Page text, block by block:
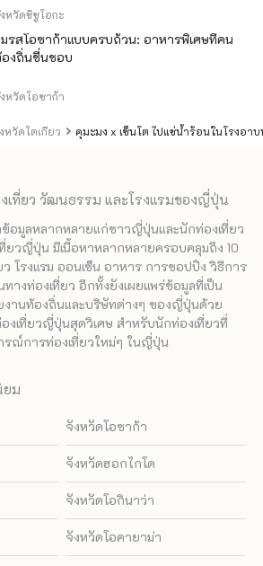
หวัดโตเกียว คุมะมง x เซ็นโต ไปแช่น้ำร้อนในโรงอา
หวัดชิซูโอกะ
รสโอซาก้าแบบครบถ้วน: อาหารพิเศษที่คน
งถิ่นชื่นชอบ
หวัดโอซาก้า
เที่ยว วัฒนธรรม และโรงแรมของญี่ปุ่น
ข้อมูลหลากหลายแก่ชาวญี่ปุ่นและนักท่องเที่ยว
ยวญี่ปุ่น มีเนื้อหาหลากหลายครอบคลุมถึง 10
โรงแรม ออนเซ็น อาหาร การชอปปิง วิธีการ
ทางท่องเที่ยว อีกทั้งยังเผยแพร่ข้อมูลที่เป็น
านท้องถิ่นและบริษัทต่างๆ ของญี่ปุ่นด้วย
งเที่ยวญี่ปุ่นสุดวิเศษ สำหรับนักท่องเที่ยวที่
ณ์การท่องเที่ยวใหม่ๆ ในญี่ปุ่น
ยม
จังหวัดโอซาก้า
จังหวัดฮอกไกโด
จังหวัดโอกินาว่า
จังหวัดโอคายาม่า